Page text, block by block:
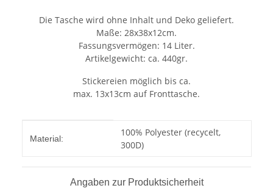
Die Tasche wird ohne Inhalt und Deko geliefert.
Maße: 28x38x12cm.
Fassungsvermögen: 14 Liter.
Artikelgewicht: ca. 440gr.
Stickereien möglich bis ca.
max. 13x13cm auf Fronttasche.
Material:
100% Polyester (recycelt,
300D)
Angaben zur Produktsicherheit